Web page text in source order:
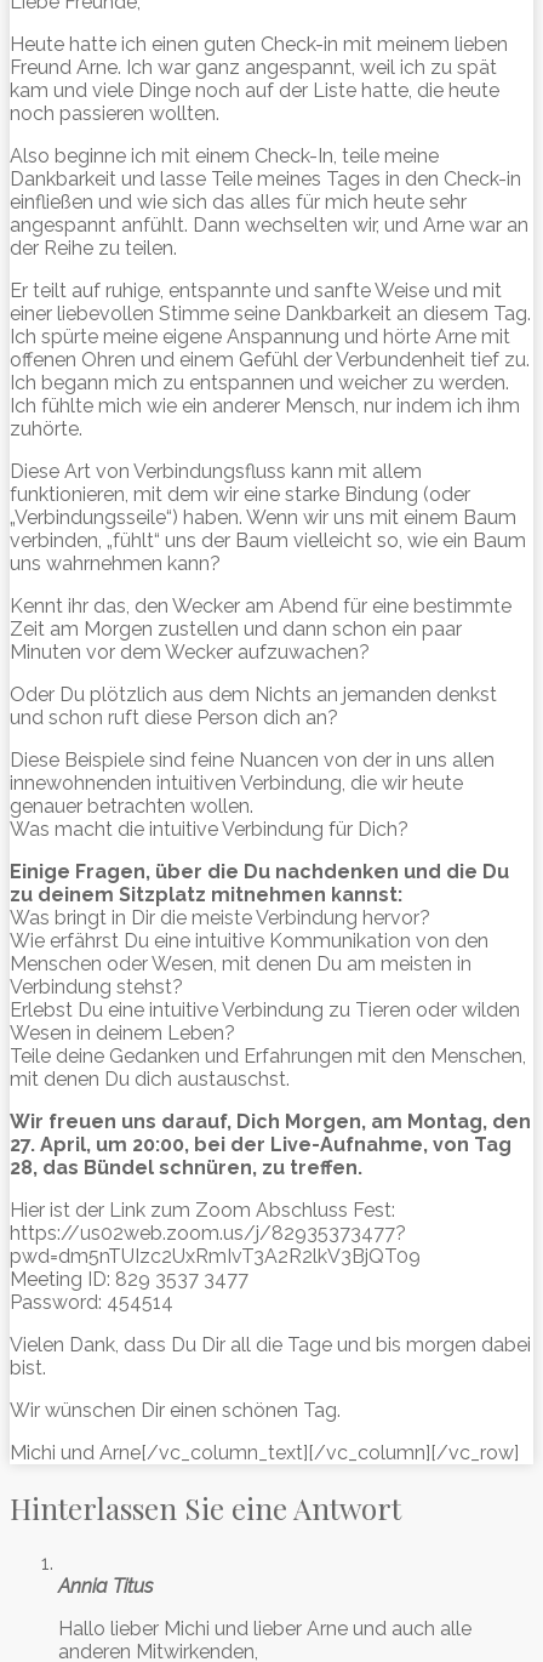
Heute hatte ich einen guten Check-in mit meinem lieben
Freund Arne. Ich war ganz angespannt, weil ich zu spät
kam und viele Dinge noch auf der Liste hatte, die heute
noch passieren wollten.
Also beginne ich mit einem Check-In, teile meine
Dankbarkeit und lasse Teile meines Tages in den Check-in
einfließen und wie sich das alles für mich heute sehr
angespannt anfühlt. Dann wechselten wir, und Arne war an
der Reihe zu teilen.
Er teilt auf ruhige, entspannte und sanfte Weise und mit
einer liebevollen Stimme seine Dankbarkeit an diesem Tag.
Ich spürte meine eigene Anspannung und hörte Arne mit
offenen Ohren und einem Gefühl der Verbundenheit tief zu.
Ich begann mich zu entspannen und weicher zu werden.
Ich fühlte mich wie ein anderer Mensch, nur indem ich ihm
zuhörte.
Diese Art von Verbindungsfluss kann mit allem
funktionieren, mit dem wir eine starke Bindung (oder
„Verbindungsseile“) haben. Wenn wir uns mit einem Baum
verbinden, „fühlt“ uns der Baum vielleicht so, wie ein Baum
uns wahrnehmen kann?
Kennt ihr das, den Wecker am Abend für eine bestimmte
Zeit am Morgen zustellen und dann schon ein paar
Minuten vor dem Wecker aufzuwachen?
Oder Du plötzlich aus dem Nichts an jemanden denkst
und schon ruft diese Person dich an?
Diese Beispiele sind feine Nuancen von der in uns allen
innewohnenden intuitiven Verbindung, die wir heute
genauer betrachten wollen.
Was macht die intuitive Verbindung für Dich?
Einige Fragen, über die Du nachdenken und die Du
zu deinem Sitzplatz mitnehmen kannst:
Was bringt in Dir die meiste Verbindung hervor?
Wie erfährst Du eine intuitive Kommunikation von den
Menschen oder Wesen, mit denen Du am meisten in
Verbindung stehst?
Erlebst Du eine intuitive Verbindung zu Tieren oder wilden
Wesen in deinem Leben?
Teile deine Gedanken und Erfahrungen mit den Menschen,
mit denen Du dich austauschst.
Wir freuen uns darauf, Dich Morgen, am Montag, den
27. April, um 20:00, bei der Live-Aufnahme, von Tag
28, das Bündel schnüren, zu treffen.
Hier ist der Link zum Zoom Abschluss Fest:
https://us02web.zoom.us/j/82935373477?
pwd=dm5nTUIzc2UxRmIvT3A2R2lkV3BjQT09
Meeting ID: 829 3537 3477
Password: 454514
Vielen Dank, dass Du Dir all die Tage und bis morgen dabei
bist.
Wir wünschen Dir einen schönen Tag.
Michi und Arne[/vc_column_text][/vc_column][/vc_row]
Hinterlassen Sie eine Antwort
Annia Titus
Hallo lieber Michi und lieber Arne und auch alle
anderen Mitwirkenden,